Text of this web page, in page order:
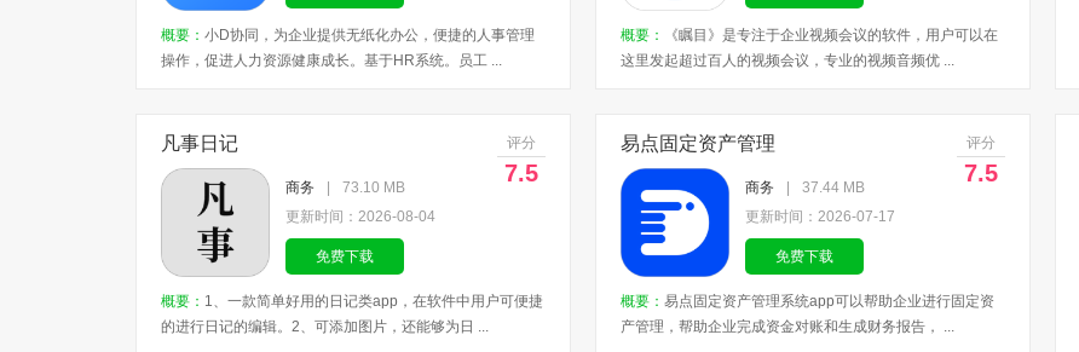
概要： 小D协同，为企业提供无纸化办公，便捷的人事管理
操作，促进人力资源健康成长。基于HR系统。员工 ...
概要：
《瞩目》是专注于企业视频会议的软件，用户可以在
这里发起超过百人的视频会议，专业的视频音频优 ...
凡事日记 评分
7.5
商务
73.10 MB
更新时间：2026-08-04
免费下载
概要： 1、一款简单好用的日记类app，在软件中用户可便捷
的进行日记的编辑。2、可添加图片，还能够为日 ...
易点固定资产管理 评分
7.5
商务
37.44 MB
更新时间：2026-07-17
免费下载
概要： 易点固定资产管理系统app可以帮助企业进行固定资
产管理，帮助企业完成资金对账和生成财务报告， ...